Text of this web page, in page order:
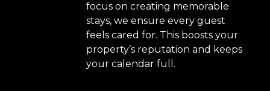
focus on creating memorable
stays, we ensure every guest
feels cared for. This boosts your
property’s reputation and keeps
your calendar full.